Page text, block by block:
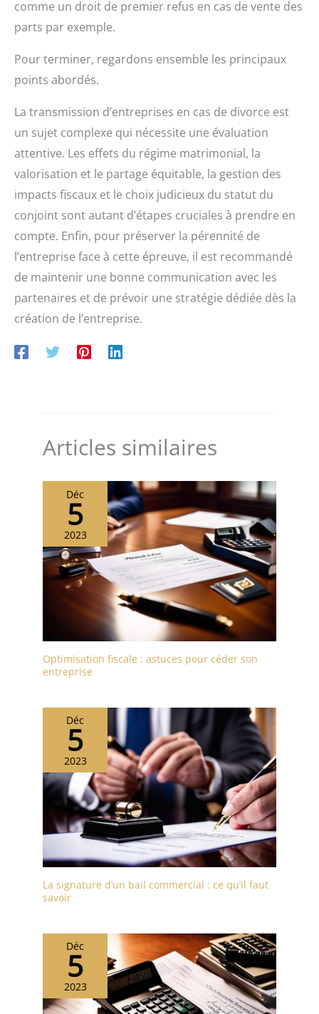
comme un droit de premier refus en cas de vente des
parts par exemple.
Pour terminer, regardons ensemble les principaux
points abordés.
La transmission d’entreprises en cas de divorce est
un sujet complexe qui nécessite une évaluation
attentive. Les effets du régime matrimonial, la
valorisation et le partage équitable, la gestion des
impacts fiscaux et le choix judicieux du statut du
conjoint sont autant d’étapes cruciales à prendre en
compte. Enfin, pour préserver la pérennité de
l’entreprise face à cette épreuve, il est recommandé
de maintenir une bonne communication avec les
partenaires et de prévoir une stratégie dédiée dès la
création de l’entreprise.
Articles similaires
Déc
5
2023
Optimisation fiscale : astuces pour céder son
entreprise
Déc
5
2023
La signature d’un bail commercial : ce qu’il faut
savoir
Déc
5
2023